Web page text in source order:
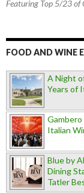
Featuring Top 5/23 of
FOOD AND WINE
A Night
Years of
Italian
Blue by
Dining
Tatler